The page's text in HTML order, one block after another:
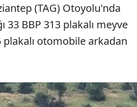
(TAG) Otoyolu'nda
33 BBP 313 plakalı meyve
plakalı otomobile arkadan